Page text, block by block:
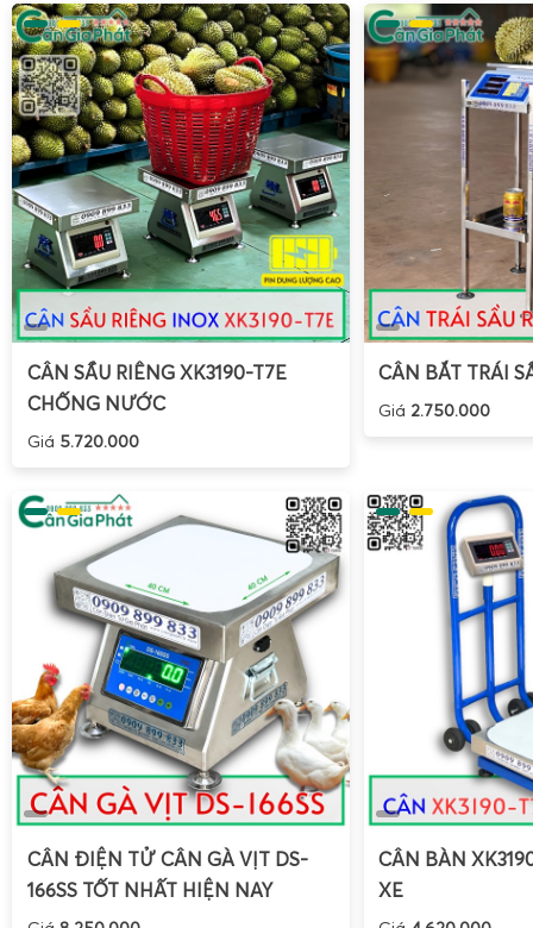
Đối vớicân tính tiền bán hải sản chống nước 30kg(như
KIP-230kg), yêu cầu quan trọng nhất là khả năng chống
do muối và độ ẩm cao. Các mẫu cân điện tử tính tiền
cấp bảo vệ IP65 trở lên, vỏ inox hoặc nhựa ABS kín,
nước, các khe hở được bịt kín bằng gioăng cao su.
động ổn định trong môi trường nước đá tan, nước biển,
Ngoài ra, cân bán hải sản cần có chân đế chống trượt,
động khi đặt các loại cá lớn, tôm, cua, ghẹ, nghêu, sò.
CÂN SẦU RIÊNG XK3190-T7E
CHỐNG NƯỚC
Giá 5.720.000
CÂN BẮT TRÁI
Giá 2.750.000
CÂN ĐIỆN TỬ CÂN GÀ VỊT DS-
166SS TỐT NHẤT HIỆN NAY
CÂN BÀN
XE